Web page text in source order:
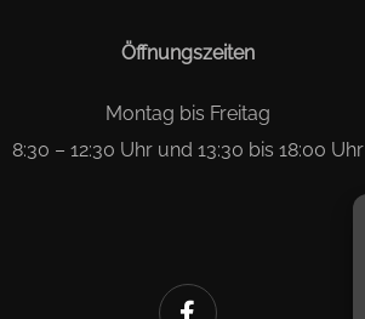
Öffnungszeiten
Montag bis Freitag
8:30 – 12:30 Uhr und 13:30 bis 18:00 Uhr